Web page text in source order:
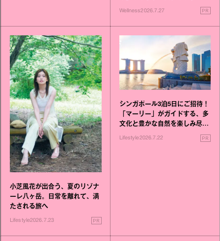
いこと毎日》シリーズが誕生
Wellness2026.7.27 PR
小芝風花が出合う、夏のリゾナ
ーレ八ヶ岳。日常を離れて、満
たされる旅へ
Lifestyle2026.7.23 PR
シンガポール3泊5日にご招待！
「マーリー」がガイドする、多
文化と豊かな自然を楽しみ尽く
Lifestyle2026.7.22 PR